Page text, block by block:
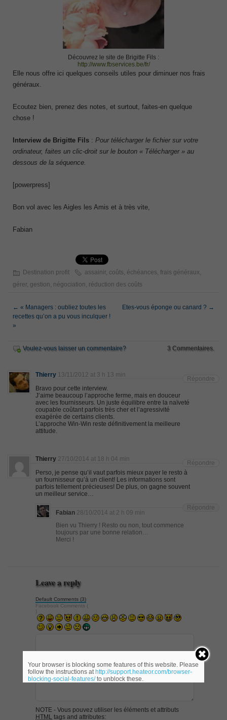
Découvrez le site de Brigitte Fils :
http://www.fbservices.be/fr/
Elle nous offre ici quelques conseils utiles pour diminuer nos frais
généraux.
Ecoutez bien, prenez des notes, et surtout, faites-en quelque
chose !
Interview de Brigitte Fils : Pour télécharger le fichier sur votre
ordinateur, faites un clic-droit sur le bouton « Télécharger » au
dessous de la séquence.
[powerpress]
Bon vol avec les Aigles les Amis et à très vite,
Fabian
Destination profit assainir, coûts échéances frais généraux
gérer, gestion négociation réduction des coûts
← « Managers : oubliez toutes les
recettes qu’on a pu vous inculquer !
»
Etes-vous éponge ou canard ? →
Voulez-vous laisser un commentaire? 3 Commentaires.
Thierry 13/11/2012 at 3 h 13 min
Bravo pour cette interview.
J’aime beaucoup l’approche ferme, mais en douceur
avec les fournisseurs. Un juste équilibre entre la naïveté
coupable coûtant parfois très cher et l’agressivité
exagérée de certains clients.
L’approche Win-Win reste définitivement la meilleure
attitude.
Répondre
Thierry 27/10/2014 at 18 h 04 min
Perso, je pense qu’il vaut parfois mieux payer le resto à
un fournisseur qu’à un client! Les informations sont
parfois tellement précieuses! De plus, on gagne souvent
un meilleur service…
Répondre
Fabian 28/10/2014 at 2 h 09 min
Bien vu Thierry ! Resto ou non, tout commence
toujours par une bonne relation…
Merci !
Répondre
Leave a reply
Default Comments (3)
Facebook Comments (
)
NOTE - Vous pouvez utiliser les éléments et attributs
HTML tags and attributes:
Your browser is blocking some features of this website. Please
follow the instructions at http://support.heateor.com/browser-
blocking-social-features/to unblock these.